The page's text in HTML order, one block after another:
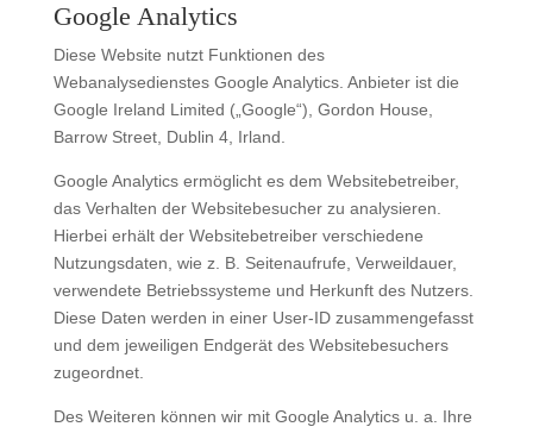
Google Analytics
Diese Website nutzt Funktionen des
Webanalysedienstes Google Analytics. Anbieter ist die
Google Ireland Limited („Google“), Gordon House,
Barrow Street, Dublin 4, Irland.
Google Analytics ermöglicht es dem Websitebetreiber,
das Verhalten der Websitebesucher zu analysieren.
Hierbei erhält der Websitebetreiber verschiedene
Nutzungsdaten, wie z. B. Seitenaufrufe, Verweildauer,
verwendete Betriebssysteme und Herkunft des Nutzers.
Diese Daten werden in einer User-ID zusammengefasst
und dem jeweiligen Endgerät des Websitebesuchers
zugeordnet.
Des Weiteren können wir mit Google Analytics u. a. Ihre